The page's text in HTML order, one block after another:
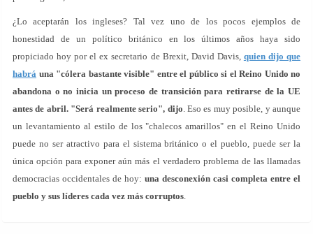
¿Lo aceptarán los ingleses? Tal vez uno de los pocos ejemplos de
honestidad de un político británico en los últimos años haya sido
propiciado hoy por el ex secretario de Brexit, David Davis, quien dijo que
habrá una "cólera bastante visible" entre el público si el Reino Unido no
abandona o no inicia un proceso de transición para retirarse de la UE
antes de abril. "Será realmente serio", dijo. Eso es muy posible, y aunque
un levantamiento al estilo de los "chalecos amarillos" en el Reino Unido
puede no ser atractivo para el sistema británico o el pueblo, puede ser la
única opción para exponer aún más el verdadero problema de las llamadas
democracias occidentales de hoy: una desconexión casi completa entre el
pueblo y sus líderes cada vez más corruptos.